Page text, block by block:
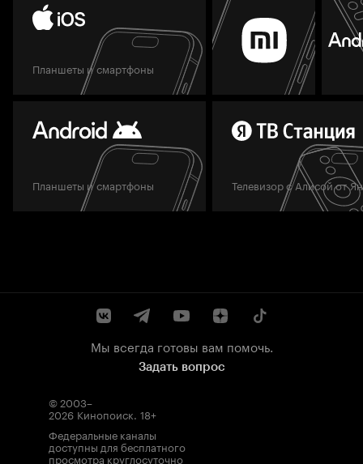
Планшеты и смартфоны
Планшеты и смартфоны Телевизор с Алисой от
Мы всегда готовы вам помочь.
Задать вопрос
© 2003–
2026 Кинопоиск. 18+
Федеральные каналы
доступны для бесплатного
просмотра круглосуточно